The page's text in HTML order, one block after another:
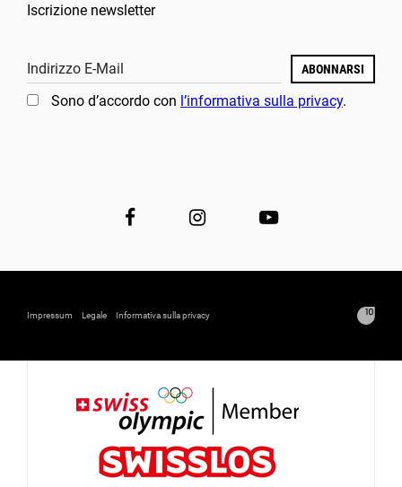
Iscrizione newsletter
Indirizzo E-Mail ABONNARSI
Sono d’accordo con l’informativa sulla privacy.
Impressum Legale Informativa sulla privacy